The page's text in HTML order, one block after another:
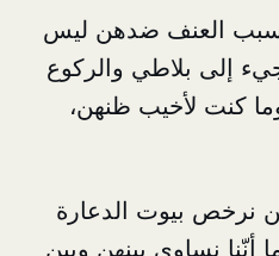
بسبب العنف ضدهن ليس
إلى بلاطي والركوع
كنت لأخيب ظنهن،
نرخص بيوت الدعارة
نساوي بينهن وبين